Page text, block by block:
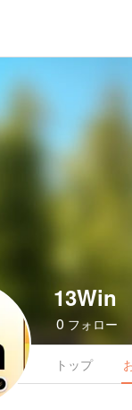
13Win
0 フォロー
トップ